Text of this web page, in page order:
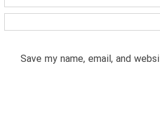
Save my name, email, and